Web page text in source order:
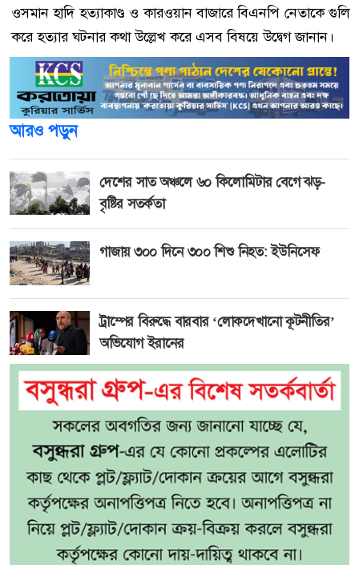
ওসমান হাদি হত্যাকাণ্ড ও কারওয়ান বাজারে বিএনপি নেতাকে গুলি
করে হত্যার ঘটনার কথা উল্লেখ করে এসব বিষয়ে উদ্বেগ জানান।
আরও পড়ুন
দেশের সাত অঞ্চলে ৬০ কিলোমিটার বেগে ঝড়-
বৃষ্টির সতর্কতা
গাজায় ৩০০ দিনে ৩০০ শিশু নিহত: ইউনিসেফ
ট্রাম্পের বিরুদ্ধে বারবার ‘লোকদেখানো কূটনীতির’
অভিযোগ ইরানের